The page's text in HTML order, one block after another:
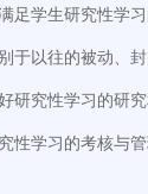
足学生研究性学习
于以往的被动、
研究性学习的研
性学习的考核与